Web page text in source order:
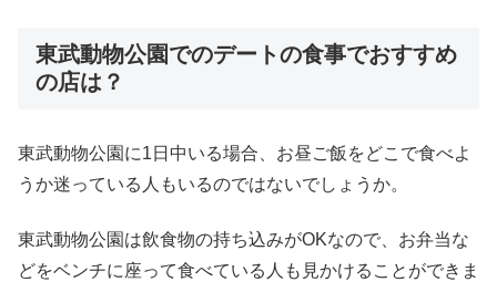
東武動物公園でのデートの食事でおすすめ
の店は？
東武動物公園に1日中いる場合、お昼ご飯をどこで食べよ
うか迷っている人もいるのではないでしょうか。
東武動物公園は飲食物の持ち込みがOKなので、お弁当な
どをベンチに座って食べている人も見かけることができま